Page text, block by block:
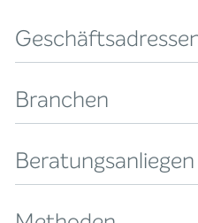
Branchen
Beratungsanliegen